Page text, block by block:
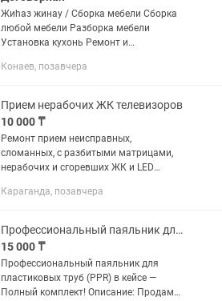
Жиһаз жинау / Сборка мебели Сборка
любой мебели Разборка мебели
Установка кухонь Ремонт и
на час Мелкий бытовой ремонт
телевизоров Замена...
Конаев, позавчера
Прием нерабочих ЖК телевизоров
10 000 ₸
Ремонт прием неисправных,
сломанных, с разбитыми матрицами,
нерабочих и сгоревших ЖК и LED
Если у Вас сломался телевизор, а его
Караганда, позавчера
Профессиональный паяльник для пластиковых труб (PPR)
15 000 ₸
Профессиональный паяльник для
пластиковых труб (PPR) в кейсе —
Полный комплект! Описание: Продам